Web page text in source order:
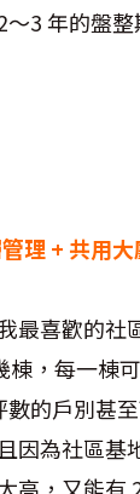
3 年的盤
理 + 共用
最喜歡的社
，每一棟
的戶別甚
因為社區基